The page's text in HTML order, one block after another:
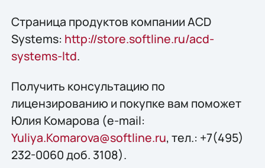
Страница продуктов компании ACD
Systems: http://store.softline.ru/acd-
systems-ltd.
Получить конcультацию по
лицензированию и покупке вам поможет
Юлия Комарова (e-mail:
Yuliya.Komarova@softline.ru, тел.: +7(495)
232-0060 доб. 3108).